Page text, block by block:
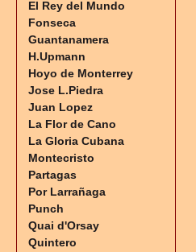
El Rey del Mundo
Fonseca
Guantanamera
H.Upmann
Hoyo de Monterrey
Jose L.Piedra
Juan Lopez
La Flor de Cano
La Gloria Cubana
Montecristo
Partagas
Por Larrañaga
Punch
Quai d'Orsay
Quintero